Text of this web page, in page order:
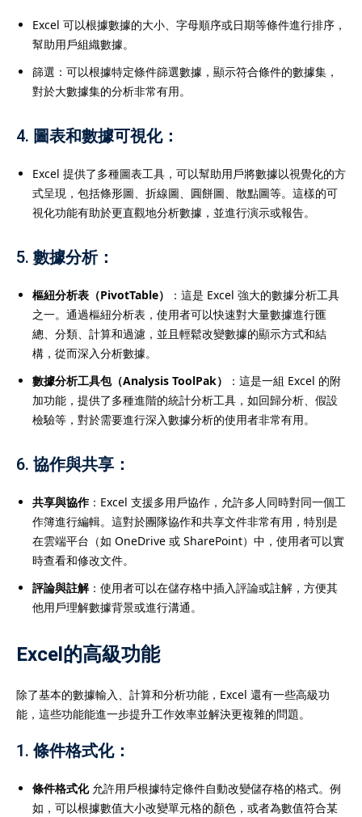
Excel 可以根據數據的大小、字母順序或日期等條件進行排序，
幫助用戶組織數據。
篩選：可以根據特定條件篩選數據，顯示符合條件的數據集，
對於大數據集的分析非常有用。
4. 圖表和數據可視化：
Excel 提供了多種圖表工具，可以幫助用戶將數據以視覺化的方
式呈現，包括條形圖、折線圖、圓餅圖、散點圖等。這樣的可
視化功能有助於更直觀地分析數據，並進行演示或報告。
5.數據分析：
樞紐分析表（PivotTable）
：這是 Excel 強大的數據分析工具
之一。通過樞紐分析表，使用者可以快速對大量數據進行匯
總、分類、計算和過濾，並且輕鬆改變數據的顯示方式和結
構，從而深入分析數據。
數據分析工具包（Analysis ToolPak）
：這是一組 Excel 的附
加功能，提供了多種進階的統計分析工具，如回歸分析、假設
檢驗等，對於需要進行深入數據分析的使用者非常有用。
6. 協作與共享 ：
共享與協作：Excel 支援多用戶協作，允許多人同時對同一個工
作簿進行編輯。這對於團隊協作和共享文件非常有用，特別是
在雲端平台（如 OneDrive 或 SharePoint）中，使用者可以實
時查看和修改文件。
評論與註解：使用者可以在儲存格中插入評論或註解，方便其
他用戶理解數據背景或進行溝通。
Excel的高級功能
除了基本的數據輸入、計算和分析功能，Excel 還有一些高級功
能，這些功能能進一步提升工作效率並解決更複雜的問題。
1. 條件格式化：
條件格式化允許用戶根據特定條件自動改變儲存格的格式。例
如，可以根據數值大小改變單元格的顏色，或者為數值符合某